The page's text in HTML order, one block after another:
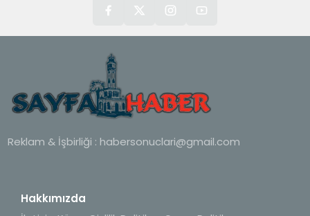
Reklam & İşbirliği : habersonuclari@gmail.com
Hakkımızda